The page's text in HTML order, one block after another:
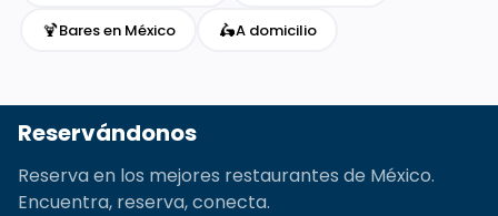
🍹Bares en México 🛵A domicilio
Reservándonos
Reserva en los mejores restaurantes de México.
Encuentra, reserva, conecta.